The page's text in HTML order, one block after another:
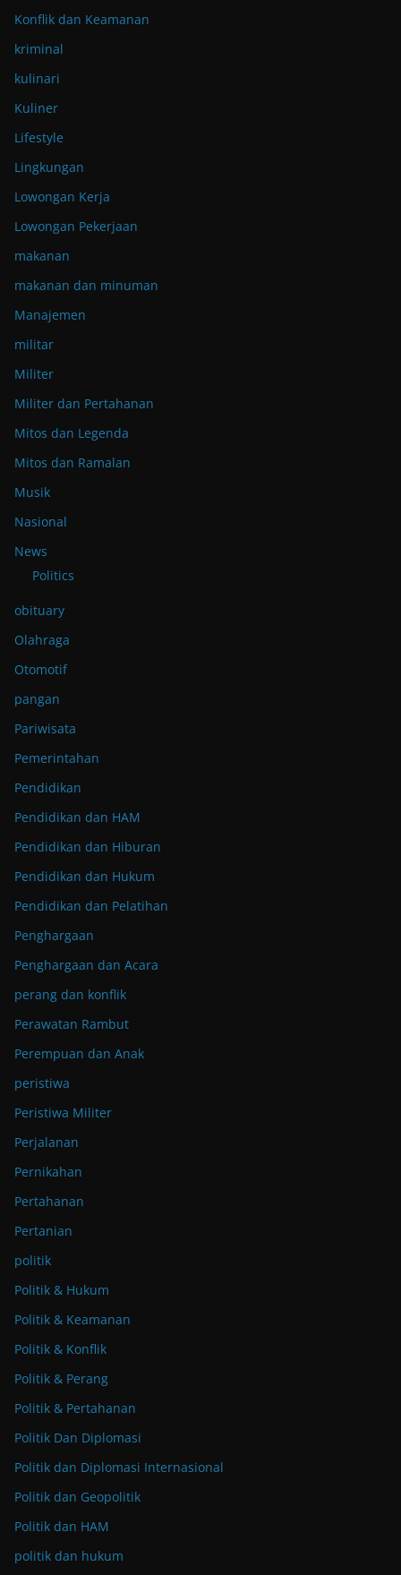
Konflik dan Keamanan
kriminal
kulinari
Kuliner
Lifestyle
Lingkungan
Lowongan Kerja
Lowongan Pekerjaan
makanan
makanan dan minuman
Manajemen
militar
Militer
Militer dan Pertahanan
Mitos dan Legenda
Mitos dan Ramalan
Musik
Nasional
News
Politics
obituary
Olahraga
Otomotif
pangan
Pariwisata
Pemerintahan
Pendidikan
Pendidikan dan HAM
Pendidikan dan Hiburan
Pendidikan dan Hukum
Pendidikan dan Pelatihan
Penghargaan
Penghargaan dan Acara
perang dan konflik
Perawatan Rambut
Perempuan dan Anak
peristiwa
Peristiwa Militer
Perjalanan
Pernikahan
Pertahanan
Pertanian
politik
Politik & Hukum
Politik & Keamanan
Politik & Konflik
Politik & Perang
Politik & Pertahanan
Politik Dan Diplomasi
Politik dan Diplomasi Internasional
Politik dan Geopolitik
Politik dan HAM
politik dan hukum